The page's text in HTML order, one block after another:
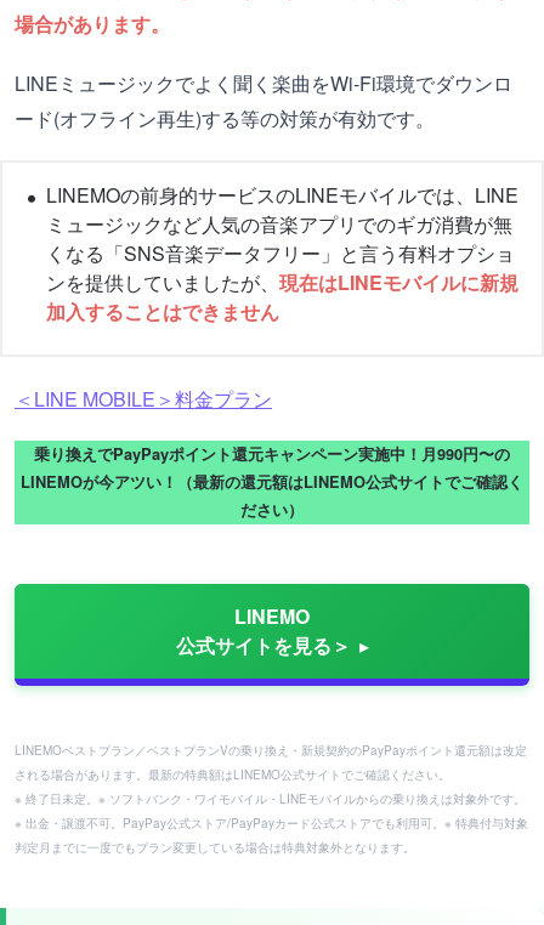
場合があります。
LINEミュージックでよく聞く楽曲をWi-Fi環境でダウンロ
ード(オフライン再生)する等の対策が有効です。
LINEMOの前身的サービスのLINEモバイルでは、LINE
ミュージックなど人気の音楽アプリでのギガ消費が無
くなる「SNS音楽データフリー」と言う有料オプショ
ンを提供していましたが、 現在はLINEモバイルに新規
加入することはできません
＜LINE MOBILE＞料金プラン
乗り換えでPayPayポイント還元キャンペーン実施中！月990円〜の
LINEMOが今アツい！（最新の還元額はLINEMO公式サイトでご確認く
ださい）
LINEMO
公式サイトを見る＞
LINEMOベストプラン／ベストプランVの乗り換え・新規契約のPayPayポイント還元額は改定
される場合があります。最新の特典額はLINEMO公式サイトでご確認ください。
※ 終了日未定。※ ソフトバンク・ワイモバイル・LINEモバイルからの乗り換えは対象外です。
※ 出金・譲渡不可。PayPay公式ストア/PayPayカード公式ストアでも利用可。※ 特典付与対象
判定月までに一度でもプラン変更している場合は特典対象外となります。